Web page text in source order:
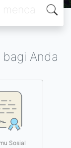
Anda
Sosial